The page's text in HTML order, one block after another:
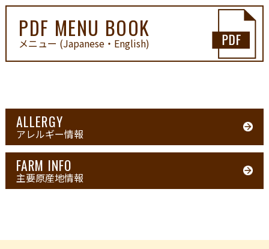
PDF MENU BOOK
メニュー (Japanese・English)
ALLERGY
アレルギー情報
FARM INFO
主要原産地情報